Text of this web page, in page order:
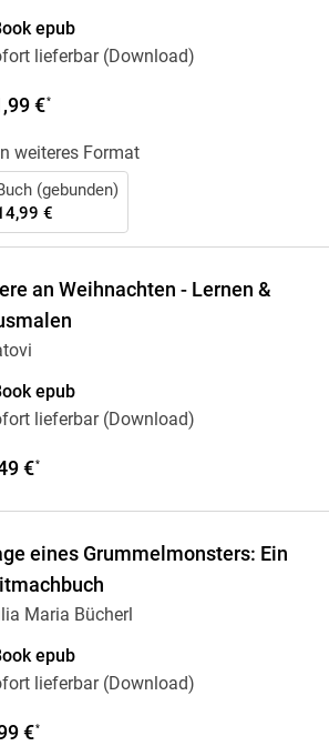
epub
lieferbar (Download)
€*
weiteres Format
(gebunden)
€
an Weihnachten - Lernen &
epub
lieferbar (Download)
€*
eines Grummelmonsters: Ein
Maria Bücherl
epub
lieferbar (Download)
€*